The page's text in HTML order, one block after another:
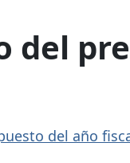
del
del año